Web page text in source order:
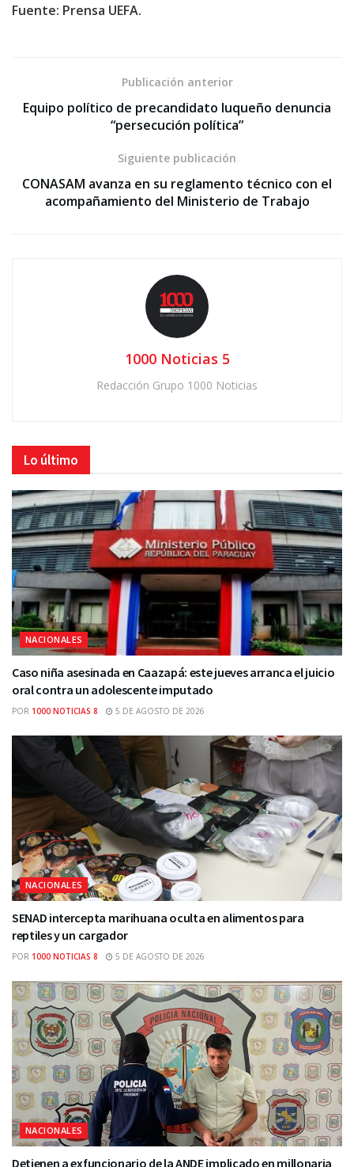
Fuente: Prensa UEFA.
Publicación anterior
Equipo político de precandidato luqueño denuncia
“persecución política”
Siguiente publicación
CONASAM avanza en su reglamento técnico con el
acompañamiento del Ministerio de Trabajo
1000 Noticias 5
Redacción Grupo 1000 Noticias
Lo último
NACIONALES
Caso niña asesinada en Caazapá: este jueves arranca el juicio
oral contra un adolescente imputado
POR 1000 NOTICIAS 8 5 DE AGOSTO DE 2026
NACIONALES
SENAD intercepta marihuana oculta en alimentos para
reptiles y un cargador
POR 1000 NOTICIAS 8 5 DE AGOSTO DE 2026
NACIONALES
Detienen a exfuncionario de la ANDE implicado en millonaria